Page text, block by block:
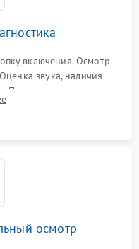
включения. Осмотр
звука, наличия
Подключение тестовых
симптомов поломки.
осмотр